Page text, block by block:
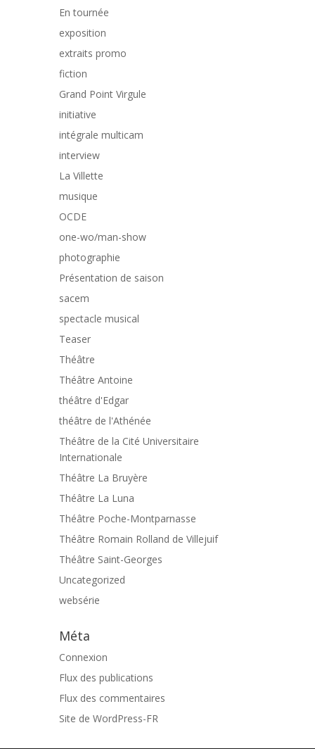
En tournée
exposition
extraits promo
fiction
Grand Point Virgule
initiative
intégrale multicam
interview
La Villette
musique
OCDE
one-wo/man-show
photographie
Présentation de saison
sacem
spectacle musical
Teaser
Théâtre
Théâtre Antoine
théâtre d'Edgar
théâtre de l'Athénée
Théâtre de la Cité Universitaire
Internationale
Théâtre La Bruyère
Théâtre La Luna
Théâtre Poche-Montparnasse
Théâtre Romain Rolland de Villejuif
Théâtre Saint-Georges
Uncategorized
websérie
Méta
Connexion
Flux des publications
Flux des commentaires
Site de WordPress-FR